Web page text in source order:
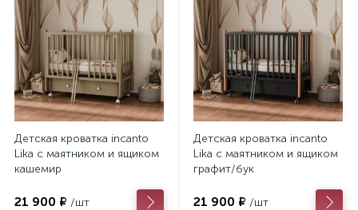
Детская кроватка incanto
Lika с маятником и ящиком
кашемир
21 900 ₽ /шт
Детская кроватка incanto
Lika с маятником и ящиком
графит/бук
21 900 ₽ /шт